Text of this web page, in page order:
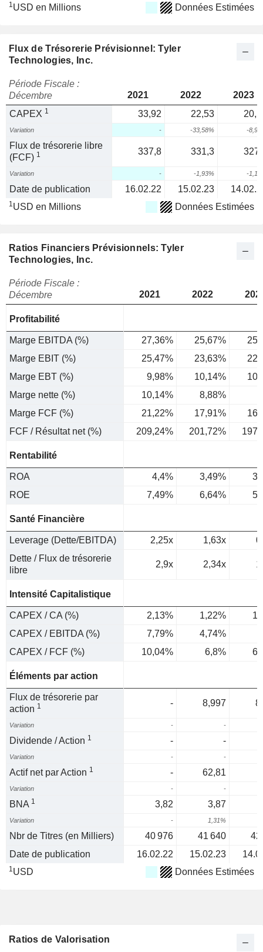
1USD en Millions Données Estimées
Flux de Trésorerie Prévisionnel: Tyler
Technologies, Inc.
Période Fiscale :
Décembre
2021 2022
2023
CAPEX 1 33,92 22,53
Variation - -33,58% -
Flux de trésorerie libre
(FCF) 1 337,8 331,3
Variation - -1,93% -
Date de publication 16.02.22 15.02.23
1USD en Millions Données Estimées
Ratios Financiers Prévisionnels: Tyler
Technologies, Inc.
Période Fiscale :
Décembre
2021 2022
Profitabilité
Marge EBITDA (%) 27,36% 25,67%
Marge EBIT (%)
25,47% 23,63%
Marge EBT (%)
9,98% 10,14%
Marge nette (%)
10,14% 8,88%
Marge FCF (%)
21,22% 17,91%
FCF / Résultat net (%)
209,24% 201,72%
Rentabilité
ROA 4,4% 3,49%
ROE
7,49% 6,64%
Santé Financière
Leverage (Dette/EBITDA) 2,25x 1,63x
Dette / Flux de trésorerie
libre
2,9x 2,34x
Intensité Capitalistique
CAPEX / CA (%) 2,13% 1,22%
CAPEX / EBITDA (%)
7,79% 4,74%
CAPEX / FCF (%)
10,04% 6,8%
Éléments par action
Flux de trésorerie par
action 1 - 8,997
Variation - -
Dividende / Action 1 - -
Variation - -
Actif net par Action 1 - 62,81
Variation - -
BNA 1 3,82 3,87
Variation - 1,31%
Nbr de Titres (en Milliers) 40 976 41 640
42
Date de publication
16.02.22 15.02.23
1USD Données Estimées
Ratios de Valorisation